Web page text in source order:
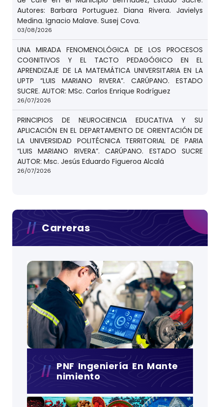
Autores: Barbara Portuguez. Diana Rivera. Javielys
Medina. Ignacio Malave. Susej Cova.
03/08/2026
UNA MIRADA FENOMENOLÓGICA DE LOS PROCESOS
COGNITIVOS Y EL TACTO PEDAGÓGICO EN EL
APRENDIZAJE DE LA MATEMÁTICA UNIVERSITARIA EN LA
UPTP “LUIS MARIANO RIVERA”. CARÚPANO. ESTADO
SUCRE. AUTOR: MSc. Carlos Enrique Rodríguez
26/07/2026
PRINCIPIOS DE NEUROCIENCIA EDUCATIVA Y SU
APLICACIÓN EN EL DEPARTAMENTO DE ORIENTACIÓN DE
LA UNIVERSIDAD POLITÉCNICA TERRITORIAL DE PARIA
“LUIS MARIANO RIVERA”. CARÚPANO. ESTADO SUCRE
AUTOR: Msc. Jesús Eduardo Figueroa Alcalá
26/07/2026
Carreras
PNF Ingeniería En Mante
Nimiento